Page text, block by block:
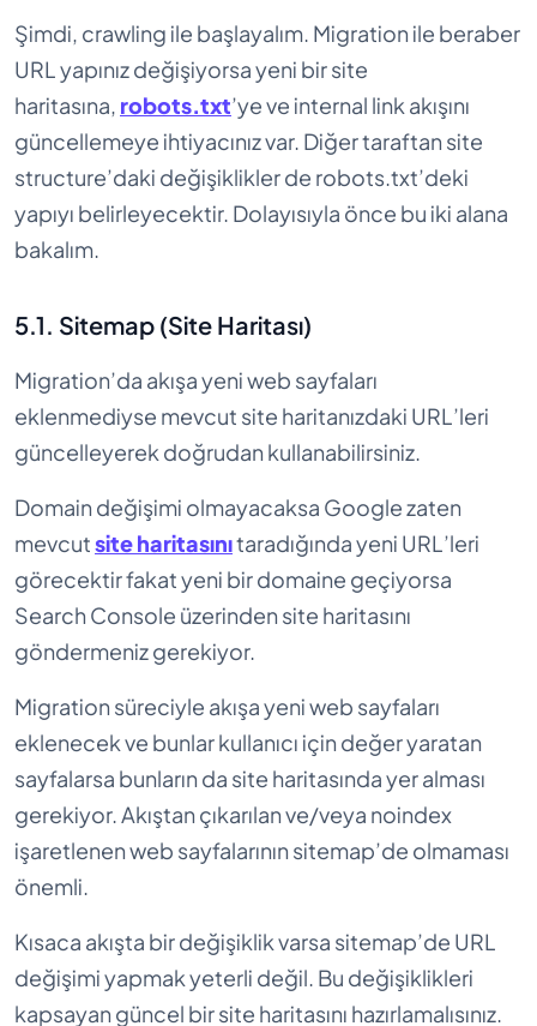
Şimdi, crawling ile başlayalım. Migration ile beraber
URL yapınız değişiyorsa yeni bir site
haritasına, robots.txt’ye ve internal link akışını
güncellemeye ihtiyacınız var. Diğer taraftan site
structure’daki değişiklikler de robots.txt’deki
yapıyı belirleyecektir. Dolayısıyla önce bu iki alana
bakalım.
5.1. Sitemap (Site Haritası)
Migration’da akışa yeni web sayfaları
eklenmediyse mevcut site haritanızdaki URL’leri
güncelleyerek doğrudan kullanabilirsiniz.
Domain değişimi olmayacaksa Google zaten
mevcutsite haritasınıtaradığında yeni URL’leri
görecektir fakat yeni bir domaine geçiyorsa
Search Console üzerinden site haritasını
göndermeniz gerekiyor.
Migration süreciyle akışa yeni web sayfaları
eklenecek ve bunlar kullanıcı için değer yaratan
sayfalarsa bunların da site haritasında yer alması
gerekiyor. Akıştan çıkarılan ve/veya noindex
işaretlenen web sayfalarının sitemap’de olmaması
önemli.
Kısaca akışta bir değişiklik varsa sitemap’de URL
değişimi yapmak yeterli değil. Bu değişiklikleri
kapsayan güncel bir site haritasını hazırlamalısınız.